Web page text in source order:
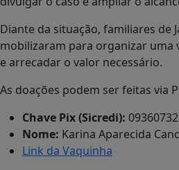
Diante da situação, familiares de
mobilizaram para organizar uma
e arrecadar o valor necessário.
As doações podem ser feitas via
Chave Pix (Sicredi):
Nome: Karina Aparecida
Link da Vaquinha